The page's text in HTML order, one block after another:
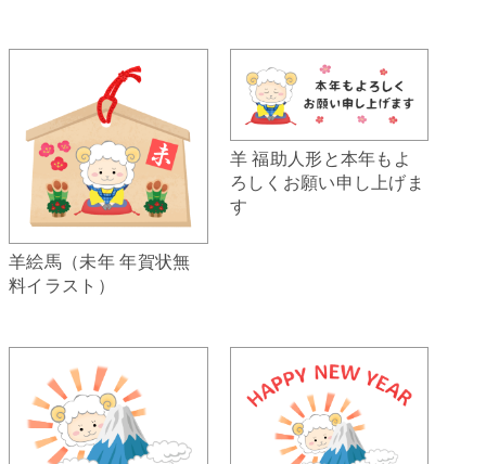
羊絵馬（未年 年賀状無
料イラスト）
羊 福助人形と本年もよ
ろしくお願い申し上げま
す